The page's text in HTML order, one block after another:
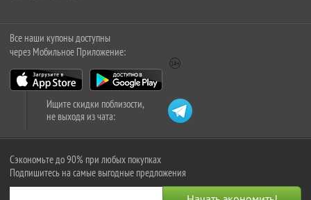
Все наши купоны доступны
через Мобильное Приложение:
Ищите скидки поблизости,
не выходя из чата:
Сэкономьте до 90% при любых покупках
Подпишитесь на самые выгодные предложения